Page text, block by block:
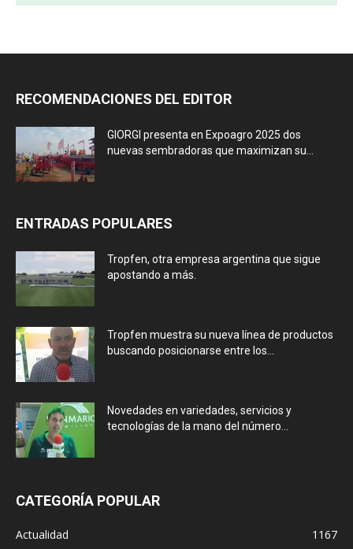
RECOMENDACIONES DEL EDITOR
GIORGI presenta en Expoagro 2025 dos
nuevas sembradoras que maximizan su...
ENTRADAS POPULARES
Tropfen, otra empresa argentina que sigue
apostando a más.
Tropfen muestra su nueva línea de productos
buscando posicionarse entre los...
Novedades en variedades, servicios y
tecnologías de la mano del número...
CATEGORÍA POPULAR
Actualidad
1167